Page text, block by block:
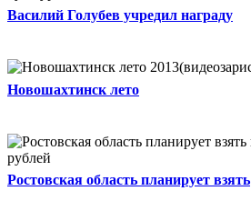
Василий Голубев учредил награду
Новошахтинск лето
Ростовская область планирует взять